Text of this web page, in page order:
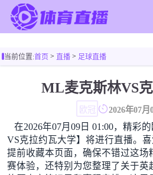
足球直播
足球新闻
篮球新闻
当前位置:首页> 直播> 足球直播
ML麦克斯林VS
欧冠 2026年07月
在2026年07月09日 01:00，精彩
VS克拉约瓦大学】将进行直播。
提前收藏本页面，确保不错过这场
赛体验，还特别为您整理了关于英